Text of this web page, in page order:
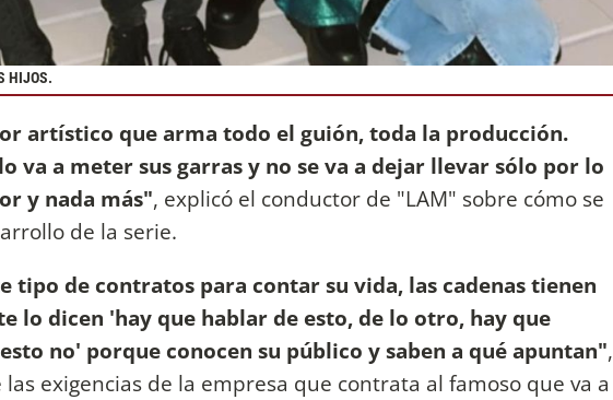
HIJOS.
artístico que arma todo el guión, toda la producción.
va a meter sus garras y no se va a dejar llevar sólo por lo
y nada más", explicó el conductor de "LAM" sobre cómo se
de la serie.
tipo de contratos para contar su vida, las cadenas tienen
lo dicen 'hay que hablar de esto, de lo otro, hay que
no' porque conocen su público y saben a qué apuntan",
exigencias de la empresa que contrata al famoso que va a